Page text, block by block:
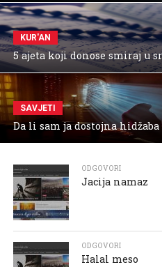
KUR'AN
5 ajeta koji donose smiraj u
SAVJETI
Da li sam ja dostojna hidžaba
ODGOVORI
Jacija namaz
ODGOVORI
Halal meso